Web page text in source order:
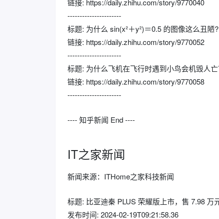
链接: https://daily.zhihu.com/story/9770040
----------------------
标题: 为什么 sin(x²＋y²)＝0.5 的图像这么丑陋?
链接: https://daily.zhihu.com/story/9770052
----------------------
标题: 为什么飞机在飞行时遇到小鸟会机毁人
链接: https://daily.zhihu.com/story/9770058
----------------------
---- 知乎新闻 End ----
IT之家新闻
新闻来源：ITHome之家科技新闻
标题: 比亚迪秦 PLUS 荣耀版上市，售 7.98 万
发布时间: 2024-02-19T09:21:58.36